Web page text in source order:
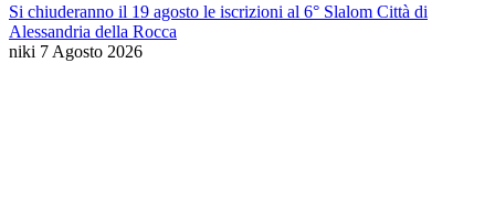
Si chiuderanno il 19 agosto le iscrizioni al 6° Slalom Città di
Alessandria della Rocca
niki 7 Agosto 2026